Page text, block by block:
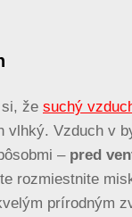
že suchý
vlhký. Vzduch v
– pred
rozmiestnite
prírodným